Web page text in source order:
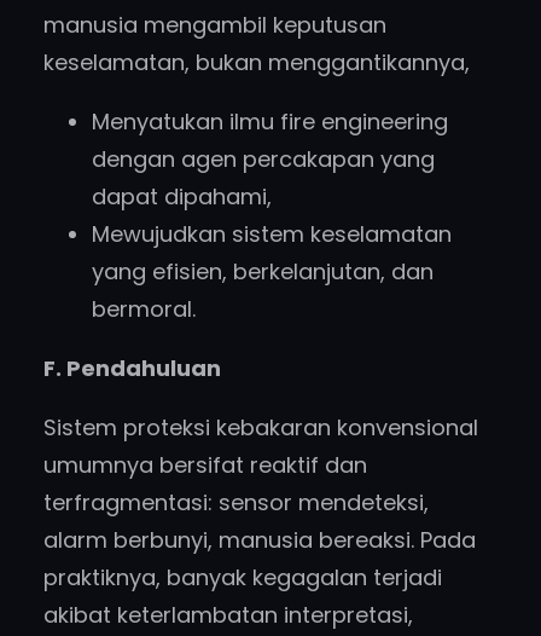
manusia mengambil keputusan
keselamatan, bukan menggantikannya,
Menyatukan ilmu fire engineering
dengan agen percakapan yang
dapat dipahami,
Mewujudkan sistem keselamatan
yang efisien, berkelanjutan, dan
bermoral.
F. Pendahuluan
Sistem proteksi kebakaran konvensional
umumnya bersifat reaktif dan
terfragmentasi: sensor mendeteksi,
alarm berbunyi, manusia bereaksi. Pada
praktiknya, banyak kegagalan terjadi
akibat keterlambatan interpretasi,